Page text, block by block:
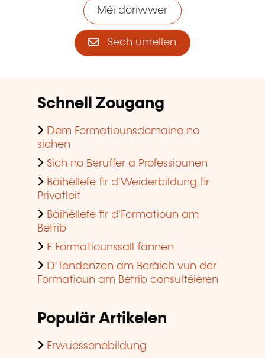
Méi doriwwer
Sech umellen
Schnell Zougang
Dem Formatiounsdomaine no
sichen
Sich no Beruffer a Professiounen
Bäihëllefe fir d'Weiderbildung fir
Privatleit
Bäihëllefe fir d'Formatioun am
Betrib
E Formatiounssall fannen
D'Tendenzen am Beräich vun der
Formatioun am Betrib consultéieren
Populär Artikelen
Erwuessenebildung